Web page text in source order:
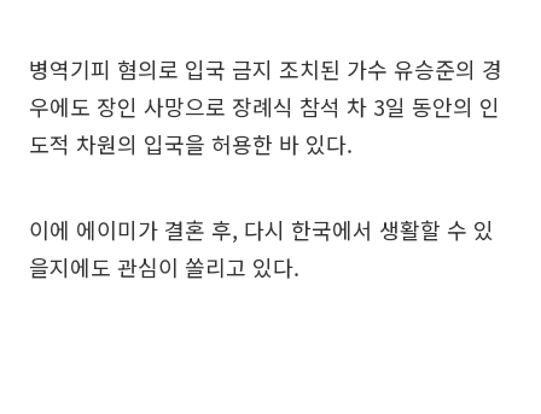
병역기피 혐의로 입국 금지 조치된 가수 유승준의 경
우에도 장인 사망으로 장례식 참석 차 3일 동안의 인
도적 차원의 입국을 허용한 바 있다.
이에 에이미가 결혼 후, 다시 한국에서 생활할 수 있
을지에도 관심이 쏠리고 있다.